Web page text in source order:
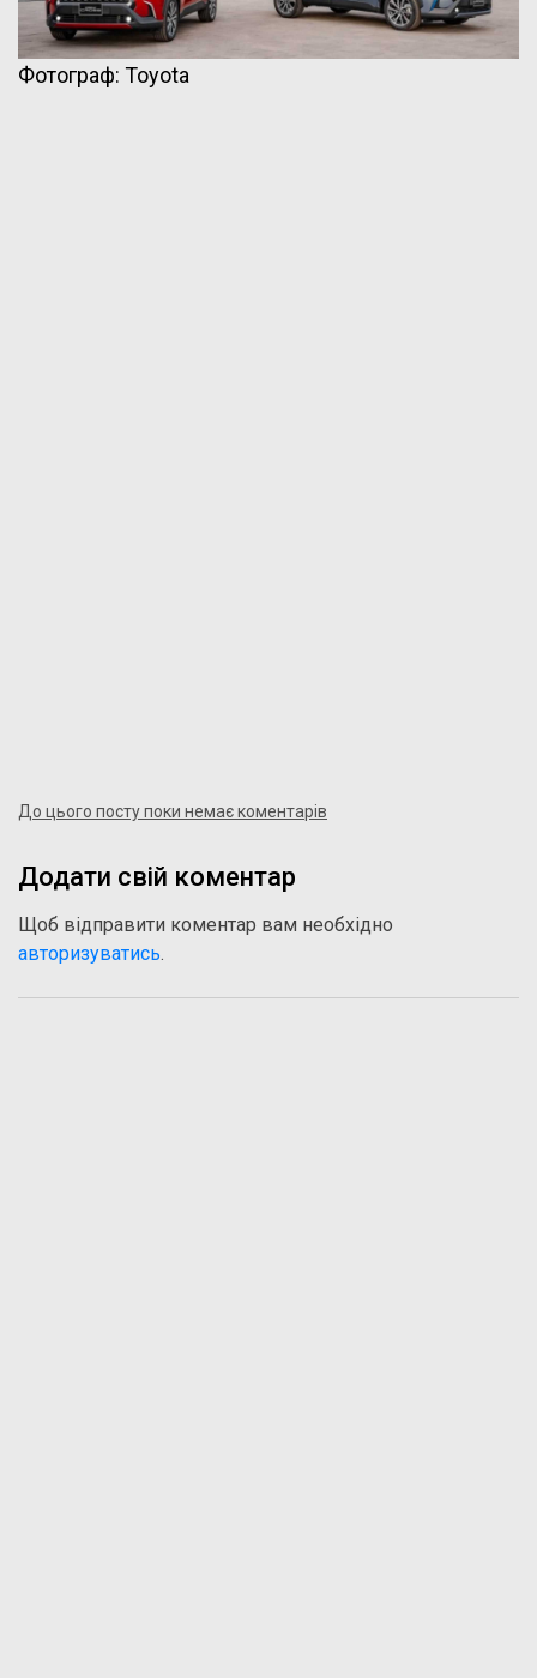
Фотограф: Toyota
До цього посту поки немає коментарів
Додати свій коментар
Щоб відправити коментар вам необхідно
авторизуватись.